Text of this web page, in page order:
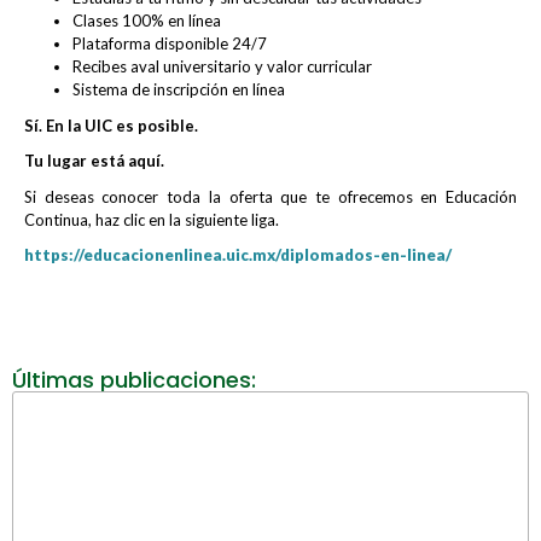
Clases 100% en línea
Plataforma disponible 24/7
Recibes aval universitario y valor curricular
Sistema de inscripción en línea
Sí. En la UIC es posible.
Tu lugar está aquí.
Si deseas conocer toda la oferta que te ofrecemos en Educación
Continua, haz clic en la siguiente liga.
https://educacionenlinea.uic.mx/diplomados-en-linea/
Últimas publicaciones: